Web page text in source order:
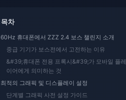
-17%
Pass
Shard
목차
60Hz 휴대폰에서 ZZZ 2.4 보스 챌린지 소개
중급 기기가 보스전에서 고전하는 이유
&#39;휴대폰 전용 프록시&#39;가 모바일 플레
이어에게 의미하는 것
최적의 그래픽 및 디스플레이 설정
단계별 그래픽 사전 설정 가이드